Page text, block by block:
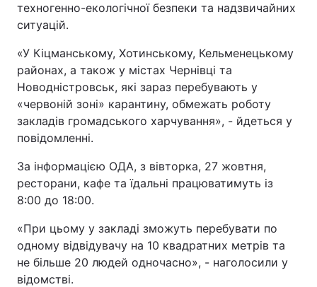
техногенно-екологічної безпеки та надзвичайних
ситуацій.
«У Кіцманському, Хотинському, Кельменецькому
районах, а також у містах Чернівці та
Новодністровськ, які зараз перебувають у
«червоній зоні» карантину, обмежать роботу
закладів громадського харчування», - йдеться у
повідомленні.
За інформацією ОДА, з вівторка, 27 жовтня,
ресторани, кафе та їдальні працюватимуть із
8:00 до 18:00.
«При цьому у закладі зможуть перебувати по
одному відвідувачу на 10 квадратних метрів та
не більше 20 людей одночасно», - наголосили у
відомстві.